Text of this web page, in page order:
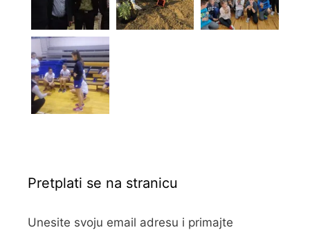
Pretplati se na stranicu
Unesite svoju email adresu i primajte